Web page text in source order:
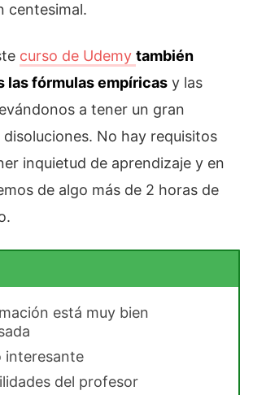
centesimal.
curso de Udemy también
las fórmulas empíricas y las
a tener un gran
No hay requisitos
inquietud de aprendizaje y en
de algo más de 2 horas de
está muy bien
interesante
del profesor